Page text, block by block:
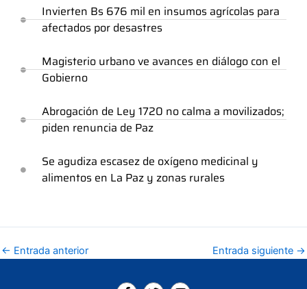
Invierten Bs 676 mil en insumos agrícolas para
afectados por desastres
Magisterio urbano ve avances en diálogo con el
Gobierno
Abrogación de Ley 1720 no calma a movilizados;
piden renuncia de Paz
Se agudiza escasez de oxígeno medicinal y
alimentos en La Paz y zonas rurales
← Entrada anterior Entrada siguiente →
F T Y